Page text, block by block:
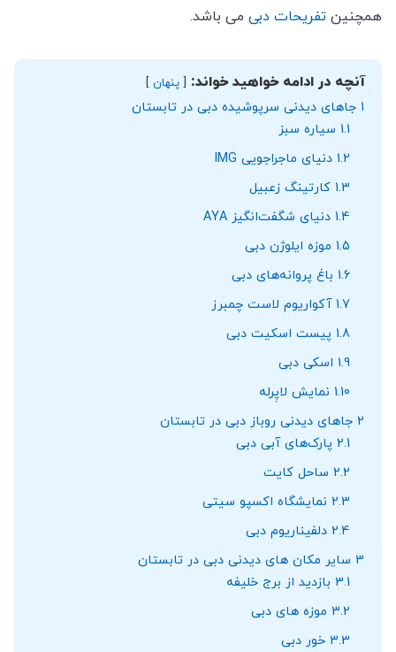
همچنین تفریحات دبی می باشد.
آنچه در ادامه خواهید خواند: پنهان
1 جاهای دیدنی سرپوشیده دبی در تابستان
1.1 سیاره سبز
1.2 دنیای ماجراجویی‌ IMG
1.3 کارتینگ زعبیل
1.4 دنیای شگفت‌انگیز AYA
1.5 موزه ایلوژن دبی
1.6 باغ پروانه‌های دبی
1.7 آکواریوم لاست چمبرز
1.8 پیست اسکیت دبی
1.9 اسکی دبی
1.10 نمایش لاپِرله
2 جاهای دیدنی روباز دبی در تابستان
2.1 پارک‌های آبی دبی
2.2 ساحل کایت
2.3 نمایشگاه اکسپو سیتی
2.4 دلفیناریوم دبی
3 سایر مکان های دیدنی دبی در تابستان
3.1 بازدید از برج خلیفه
3.2 موزه های دبی
3.3 خور دبی